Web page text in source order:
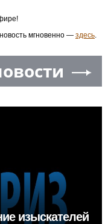
мгновенно — здесь.
изыскателей